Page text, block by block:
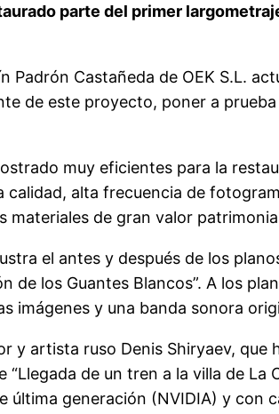
parte del primer
Castañeda de OEK S.L.
de este proyecto, poner a
muy eficientes para la
alta frecuencia de
de gran valor
el antes y después de los
los Guantes Blancos”. A los
y una banda sonora
artista ruso Denis Shiryaev, que
de un tren a la villa de La
generación (NVIDIA) y con